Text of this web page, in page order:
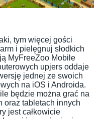
tym więcej gości
i pielęgnuj słodkich
MyFreeZoo Mobile
upjers oddaje
jednej ze swoich
na iOS i Androida.
będzie można grać na
oraz tabletach innych
jest całkowicie